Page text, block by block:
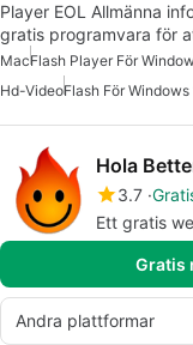
Player EOL Allmänna
gratis programvara för
MacFlash Player För
Hd-VideoFlash För Windows
Hola
3.7
Ett gratis
Gratis
Andra plattformar